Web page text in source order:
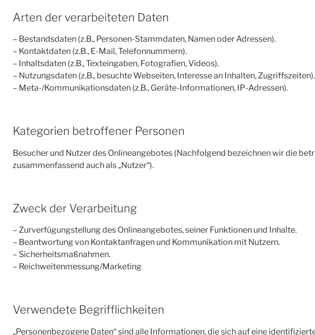
Arten der verarbeiteten Daten
– Bestandsdaten (z.B., Personen-Stammdaten, Namen oder Adressen).
– Kontaktdaten (z.B., E-Mail, Telefonnummern).
– Inhaltsdaten (z.B., Texteingaben, Fotografien, Videos).
– Nutzungsdaten (z.B., besuchte Webseiten, Interesse an Inhalten, Zugriffszeiten).
– Meta-/Kommunikationsdaten (z.B., Geräte-Informationen, IP-Adressen).
Kategorien betroffener Personen
Besucher und Nutzer des Onlineangebotes (Nachfolgend bezeichnen wir die
zusammenfassend auch als „Nutzer“).
Zweck der Verarbeitung
– Zurverfügungstellung des Onlineangebotes, seiner Funktionen und Inhalte.
– Beantwortung von Kontaktanfragen und Kommunikation mit Nutzern.
– Sicherheitsmaßnahmen.
– Reichweitenmessung/Marketing
Verwendete Begrifflichkeiten
„Personenbezogene Daten“ sind alle Informationen, die sich auf eine